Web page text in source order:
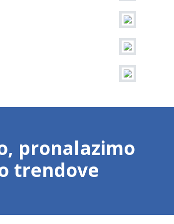
pronalazimo
trendove